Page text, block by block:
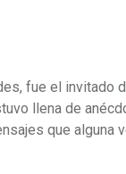
fue el invitado
llena de
que alguna